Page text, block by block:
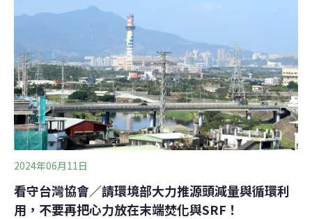
間鄉新民村的公有地評為優先場址，南投縣環保局昨日在
新民村信仰中心代天宮舉辦兩場說明會。當地民眾綁著頭
巾、搬出大型珍珠奶茶模型，站在繫著「誓死抗爭」布條
的電子花車前召開記者會抗議。年邁的農民擔憂表示，
「我就靠這塊土地生活，如果被污染，我們農民怎麼
辦？」種植芭樂的農民彭朋川也透露，已有長年合作的客
戶聽聞芭樂產區要蓋焚化爐，擔心影響品質。焚化爐預定
地面積約7.3公頃，為國有財產署土地，長期放租給當地農
民，
2024年06月11日
看守台灣協會／請環境部大力推源頭減量與循環利
用，不要再把心力放在末端焚化與SRF！